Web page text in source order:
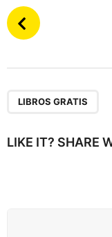
P
o
i
LIBROS GRATIS
LIKE IT? SHARE